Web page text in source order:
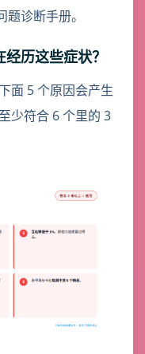
诊断手册。
历这些症状？
面 5 个原因会产生
少符合 6 个里的 3